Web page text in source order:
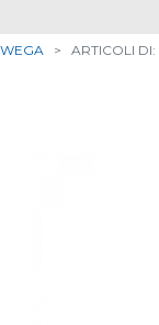
> ARTICOLI DI: